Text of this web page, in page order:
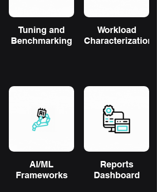
Tuning and
Benchmarking
Workload
Characterization
AI/ML
Frameworks
Reports
Dashboard